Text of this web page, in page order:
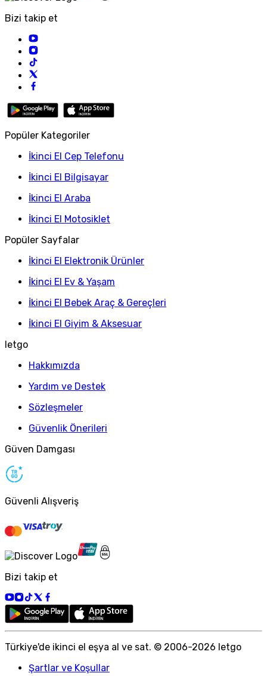
Bizi takip et
Popüler Kategoriler
İkinci El Cep Telefonu
İkinci El Bilgisayar
İkinci El Araba
İkinci El Motosiklet
Popüler Sayfalar
İkinci El Elektronik Ürünler
İkinci El Ev & Yaşam
İkinci El Bebek Araç & Gereçleri
İkinci El Giyim & Aksesuar
letgo
Hakkımızda
Yardım ve Destek
Sözleşmeler
Güvenlik Önerileri
Güven Damgası
Güvenli Alışveriş
Bizi takip et
Türkiye'de ikinci el eşya al ve sat. © 2006-2026 letgo
Şartlar ve Koşullar